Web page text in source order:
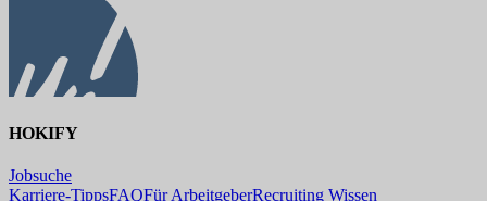
HOKIFY
Jobsuche
Karriere-TippsFAQFür ArbeitgeberRecruiting Wissen